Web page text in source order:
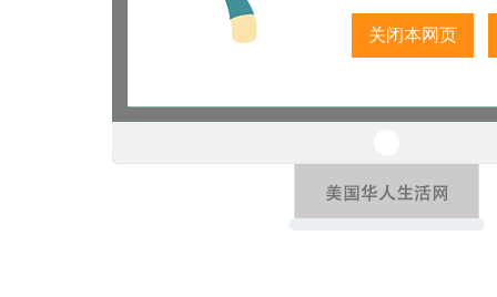
关闭本网页